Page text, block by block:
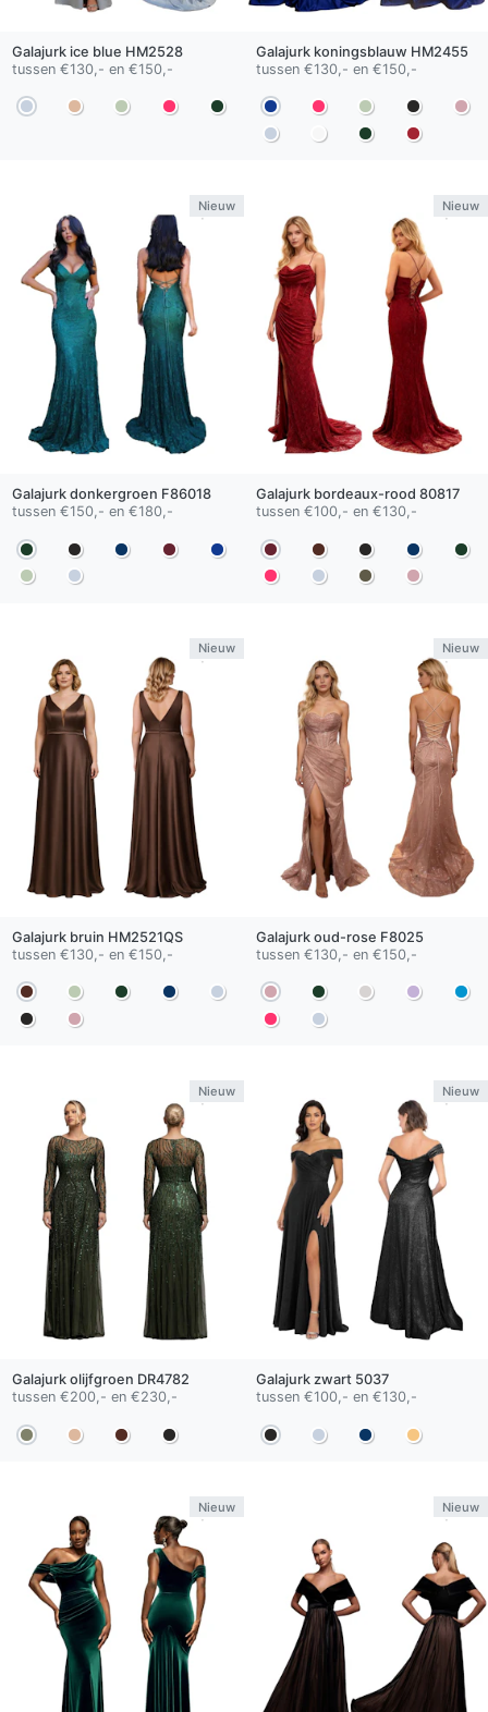
Galajurk ice blue HM2528
tussen €130,- en €150,-
Galajurk koningsblauw HM2455
tussen €130,- en €150,-
Nieuw
Galajurk donkergroen F86018
tussen €150,- en €180,-
Nieuw
Galajurk bordeaux-rood 80817
tussen €100,- en €130,-
Nieuw
Galajurk bruin HM2521QS
tussen €130,- en €150,-
Nieuw
Galajurk oud-rose F8025
tussen €130,- en €150,-
Nieuw
Galajurk olijfgroen DR4782
tussen €200,- en €230,-
Nieuw
Galajurk zwart5037
tussen €100,- en €130,-
Nieuw Nieuw